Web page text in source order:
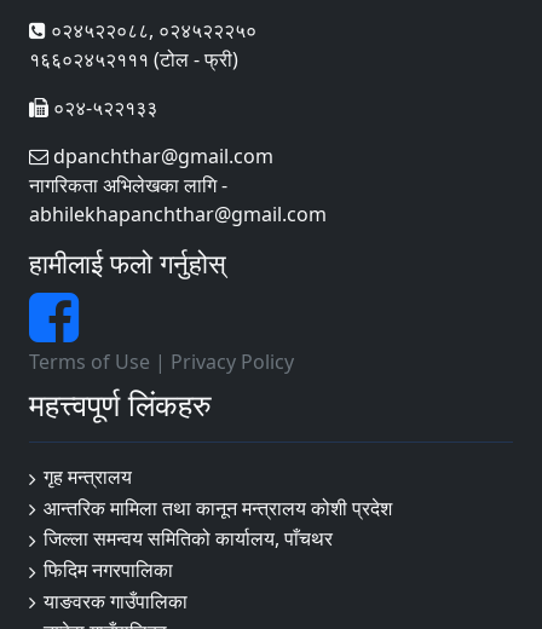
०२४५२२०८८, ०२४५२२२५०
१६६०२४५२१११ (टोल - फ्री)
०२४-५२२१३३
dpanchthar@gmail.com
नागरिकता अभिलेखका लागि -
abhilekhapanchthar@gmail.com
हामीलाई फलो गर्नुहोस्
Terms of Use | Privacy Policy
महत्त्वपूर्ण लिंकहरु
गृह मन्त्रालय
आन्तरिक मामिला तथा कानून मन्त्रालय कोशी प्रदेश
जिल्ला समन्वय समितिको कार्यालय, पाँचथर
फिदिम नगरपालिका
याङवरक गाउँपालिका